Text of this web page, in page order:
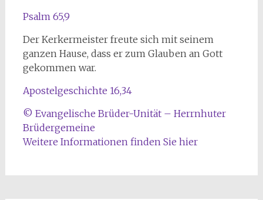
Psalm 65,9
Der Kerkermeister freute sich mit seinem
ganzen Hause, dass er zum Glauben an Gott
gekommen war.
Apostelgeschichte 16,34
© Evangelische Brüder-Unität – Herrnhuter
Brüdergemeine
Weitere Informationen finden Sie hier